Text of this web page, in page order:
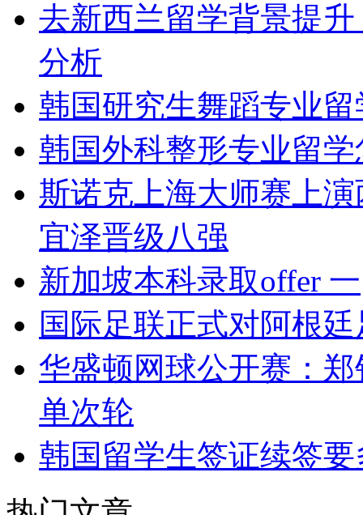
去新西兰留学背景提升
分析
韩国研究生舞蹈专业
韩国外科整形专业留
斯诺克上海大师赛上
宜泽晋级八强
新加坡本科录取offer 一
国际足联正式对阿根
华盛顿网球公开赛：
单次轮
韩国留学生签证续签要